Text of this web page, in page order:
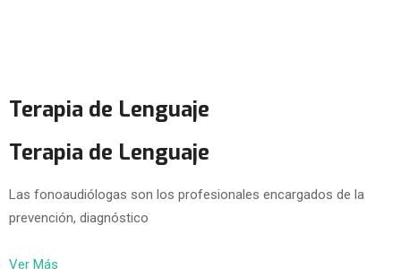
Terapia de Lenguaje
Terapia de Lenguaje
Las fonoaudiólogas son los profesionales encargados de la
prevención, diagnóstico
Ver Más